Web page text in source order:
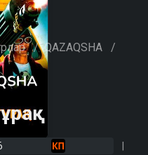
/ QAZAQSHA /